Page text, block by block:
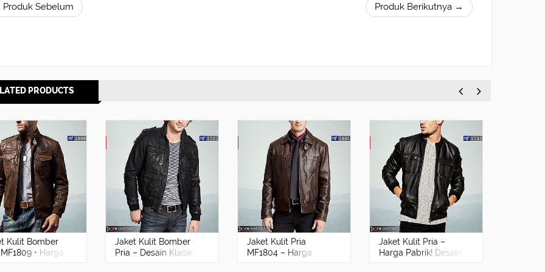
Sebelum Produk Berikutnya →
PRODUCTS
Kulit Bomber
• Harga
Jaket Kulit Bomber
Pria – Desain Klasik
Jaket Kulit Pria
MF1804 – Harga
Jaket Kulit Pria –
Harga Pabrik! Desain